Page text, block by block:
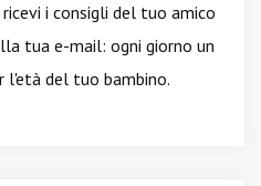
i consigli del tuo amico
tua e-mail: ogni giorno un
l'età del tuo bambino.